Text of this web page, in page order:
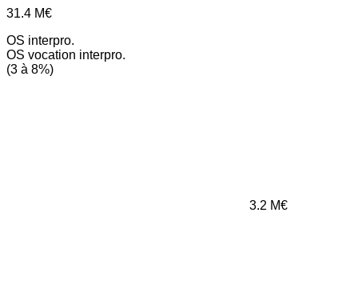
31.4 M€
OS interpro.
OS vocation interpro.
(3 à 8%)
3.2 M€